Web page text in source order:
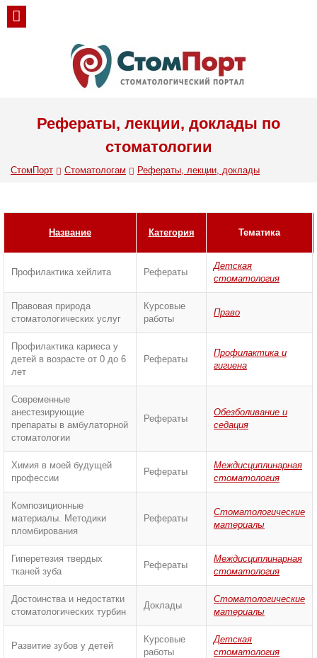
Рефераты, лекции, доклады по
стоматологии
СтомПорт Стоматологам Рефераты, лекции, доклады
Название Категория Тематика
Профилактика хейлита Рефераты
Детская
стоматология
Правовая природа
стоматологических услуг
Курсовые
работы
Право
Профилактика кариеса у
детей в возрасте от 0 до 6
лет
Рефераты
Профилактика и
гигиена
Современные
анестезирующие
препараты в амбулаторной
стоматологии
Рефераты
Обезболивание и
седация
Химия в моей будущей
профессии
Рефераты
Междисциплинарная
стоматология
Композиционные
материалы. Методики
пломбирования
Рефераты
Стоматологические
материалы
Гиперетезия твердых
тканей зуба
Рефераты
Междисциплинарная
стоматология
Достоинства и недостатки
стоматологических турбин
Доклады
Стоматологические
материалы
Развитие зубов у детей
Курсовые
работы
Детская
стоматология